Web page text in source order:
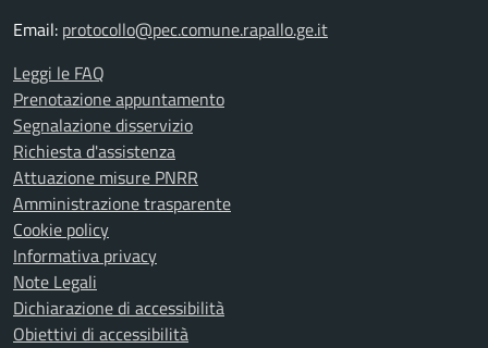
Email: protocollo@pec.comune.rapallo.ge.it
Leggi le FAQ
Prenotazione appuntamento
Segnalazione disservizio
Richiesta d'assistenza
Attuazione misure PNRR
Amministrazione trasparente
Cookie policy
Informativa privacy
Note Legali
Dichiarazione di accessibilità
Obiettivi di accessibilità